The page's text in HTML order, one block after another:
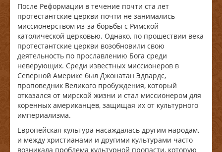
После Реформации в течение почти ста лет
протестантские церкви почти не занимались
миссионерством из-за борьбы с Римской
католической церковью. Однако, по прошествии века
протестантские церкви возобновили свою
деятельность по прославлению Бога среди
неверующих. Среди известных миссионеров в
Северной Америке был Джонатан Эдвардс,
проповедник Великого пробуждения, который
отказался от мирской жизни и стал миссионером для
коренных американцев, защищая их от культурного
империализма.
Европейская культура насаждалась другим народам,
и между христианами и другими культурами часто
возникала проблема культурной пропасти, которую